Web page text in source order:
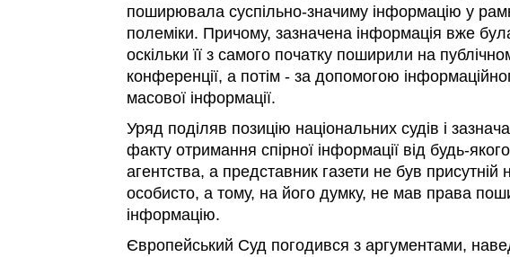
поширювала суспільно-значиму інформацію у
полеміки. Причому, зазначена інформація вже
оскільки її з самого початку поширили на
конференції, а потім - за допомогою
масової інформації.
Уряд поділяв позицію національних судів і
факту отримання спірної інформації від будь-
агентства, а представник газети не був присутній
особисто, а тому, на його думку, не мав права
інформацію.
Європейський Суд погодився з аргументами,